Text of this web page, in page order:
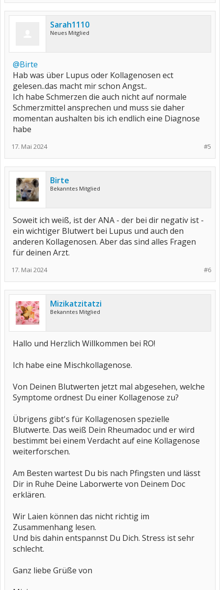
Sarah1110
Neues Mitglied
@Birte
Hab was über Lupus oder Kollagenosen ect
gelesen..das macht mir schon Angst..
Ich habe Schmerzen die auch nicht auf normale
Schmerzmittel ansprechen und muss sie daher
momentan aushalten bis ich endlich eine Diagnose
habe
#5
17. Mai 2024
Birte
Bekanntes Mitglied
Soweit ich weiß, ist der ANA - der bei dir negativ ist -
ein wichtiger Blutwert bei Lupus und auch den
anderen Kollagenosen. Aber das sind alles Fragen
für deinen Arzt.
#6
17. Mai 2024
Mizikatzitatzi
Bekanntes Mitglied
Hallo und Herzlich Willkommen bei RO!
Ich habe eine Mischkollagenose.
Von Deinen Blutwerten jetzt mal abgesehen, welche
Symptome ordnest Du einer Kollagenose zu?
Übrigens gibt's für Kollagenosen spezielle
Blutwerte. Das weiß Dein Rheumadoc und er wird
bestimmt bei einem Verdacht auf eine Kollagenose
weiterforschen.
Am Besten wartest Du bis nach Pfingsten und lässt
Dir in Ruhe Deine Laborwerte von Deinem Doc
erklären.
Wir Laien können das nicht richtig im
Zusammenhang lesen.
Und bis dahin entspannst Du Dich. Stress ist sehr
schlecht.
Ganz liebe Grüße von